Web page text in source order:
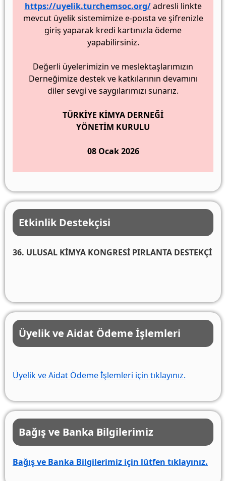
https://uyelik.turchemsoc.org/adresli linkte
mevcut üyelik sistemimize e-poısta ve şifrenizle
giriş yaparak kredi kartınızla ödeme
yapabilirsiniz.
Değerli üyelerimizin ve meslektaşlarımızın
Derneğimize destek ve katkılarının devamını
diler sevgi ve saygılarımızı sunarız.
TÜRKİYE KİMYA DERNEĞİ
YÖNETİM KURULU
08 Ocak 2026
Etkinlik Destekçisi
36. ULUSAL KİMYA KONGRESİ PIRLANTA DESTEKÇİ
Üyelik ve Aidat Ödeme İşlemleri
Üyelik ve Aidat Ödeme İşlemleri için tıklayınız.
Bağış ve Banka Bilgilerimiz
Bağış ve Banka Bilgilerimiz için lütfen tıklayınız.